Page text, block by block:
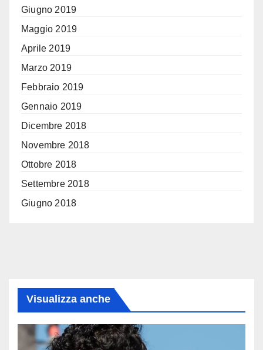
Giugno 2019
Maggio 2019
Aprile 2019
Marzo 2019
Febbraio 2019
Gennaio 2019
Dicembre 2018
Novembre 2018
Ottobre 2018
Settembre 2018
Giugno 2018
Visualizza anche